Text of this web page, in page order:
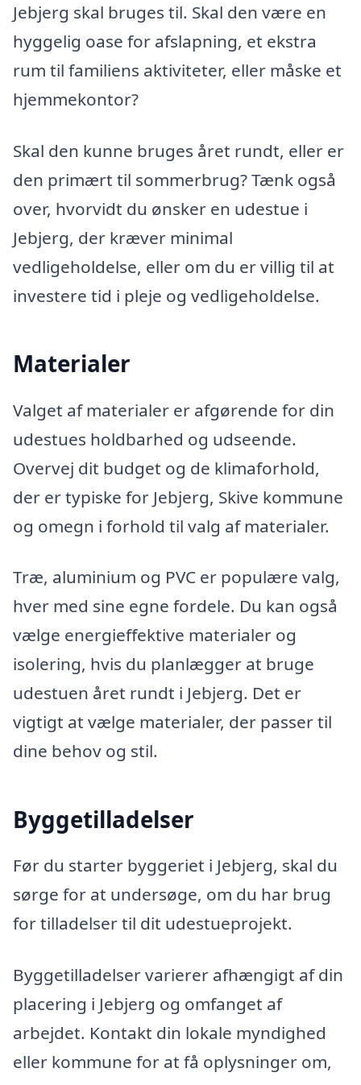
Jebjerg skal bruges til. Skal den være en
hyggelig oase for afslapning, et ekstra
rum til familiens aktiviteter, eller måske et
hjemmekontor?
Skal den kunne bruges året rundt, eller er
den primært til sommerbrug? Tænk også
over, hvorvidt du ønsker en udestue i
Jebjerg, der kræver minimal
vedligeholdelse, eller om du er villig til at
investere tid i pleje og vedligeholdelse.
Materialer
Valget af materialer er afgørende for din
udestues holdbarhed og udseende.
Overvej dit budget og de klimaforhold,
der er typiske for Jebjerg, Skive kommune
og omegn i forhold til valg af materialer.
Træ, aluminium og PVC er populære valg,
hver med sine egne fordele. Du kan også
vælge energieffektive materialer og
isolering, hvis du planlægger at bruge
udestuen året rundt i Jebjerg. Det er
vigtigt at vælge materialer, der passer til
dine behov og stil.
Byggetilladelser
Før du starter byggeriet i Jebjerg, skal du
sørge for at undersøge, om du har brug
for tilladelser til dit udestueprojekt.
Byggetilladelser varierer afhængigt af din
placering i Jebjerg og omfanget af
arbejdet. Kontakt din lokale myndighed
eller kommune for at få oplysninger om,